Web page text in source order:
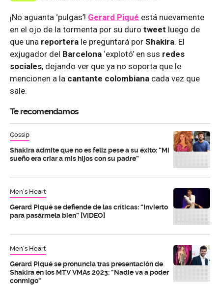
¡No aguanta ‘pulgas’! Gerard Piqué está nuevamente
en el ojo de la tormenta por su duro tweet luego de
que una reportera le preguntará por Shakira. El
exjugador del Barcelona ‘explotó’ en sus redes
sociales, dejando ver que ya no soporta que le
mencionen a la cantante colombiana cada vez que
sale.
Te recomendamos
Gossip
Shakira admite que no es feliz pese a su éxito: “Mi
sueño era criar a mis hijos con su padre”
Men's Heart
Gerard Piqué se defiende de las críticas: “Invierto
para pasármela bien” [VIDEO]
Men's Heart
Gerard Piqué se pronuncia tras presentación de
Shakira en los MTV VMAs 2023: "Nadie va a poder
conmigo"